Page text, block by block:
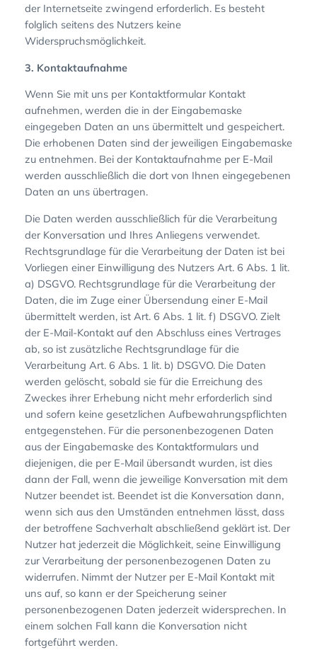
der Internetseite zwingend erforderlich. Es besteht
folglich seitens des Nutzers keine
Widerspruchsmöglichkeit.
3. Kontaktaufnahme
Wenn Sie mit uns per Kontaktformular Kontakt
aufnehmen, werden die in der Eingabemaske
eingegeben Daten an uns übermittelt und gespeichert.
Die erhobenen Daten sind der jeweiligen Eingabemaske
zu entnehmen. Bei der Kontaktaufnahme per E-Mail
werden ausschließlich die dort von Ihnen eingegebenen
Daten an uns übertragen.
Die Daten werden ausschließlich für die Verarbeitung
der Konversation und Ihres Anliegens verwendet.
Rechtsgrundlage für die Verarbeitung der Daten ist bei
Vorliegen einer Einwilligung des Nutzers Art. 6 Abs. 1 lit.
a) DSGVO. Rechtsgrundlage für die Verarbeitung der
Daten, die im Zuge einer Übersendung einer E-Mail
übermittelt werden, ist Art. 6 Abs. 1 lit. f) DSGVO. Zielt
der E-Mail-Kontakt auf den Abschluss eines Vertrages
ab, so ist zusätzliche Rechtsgrundlage für die
Verarbeitung Art. 6 Abs. 1 lit. b) DSGVO. Die Daten
werden gelöscht, sobald sie für die Erreichung des
Zweckes ihrer Erhebung nicht mehr erforderlich sind
und sofern keine gesetzlichen Aufbewahrungspflichten
entgegenstehen. Für die personenbezogenen Daten
aus der Eingabemaske des Kontaktformulars und
diejenigen, die per E-Mail übersandt wurden, ist dies
dann der Fall, wenn die jeweilige Konversation mit dem
Nutzer beendet ist. Beendet ist die Konversation dann,
wenn sich aus den Umständen entnehmen lässt, dass
der betroffene Sachverhalt abschließend geklärt ist. Der
Nutzer hat jederzeit die Möglichkeit, seine Einwilligung
zur Verarbeitung der personenbezogenen Daten zu
widerrufen. Nimmt der Nutzer per E-Mail Kontakt mit
uns auf, so kann er der Speicherung seiner
personenbezogenen Daten jederzeit widersprechen. In
einem solchen Fall kann die Konversation nicht
fortgeführt werden.